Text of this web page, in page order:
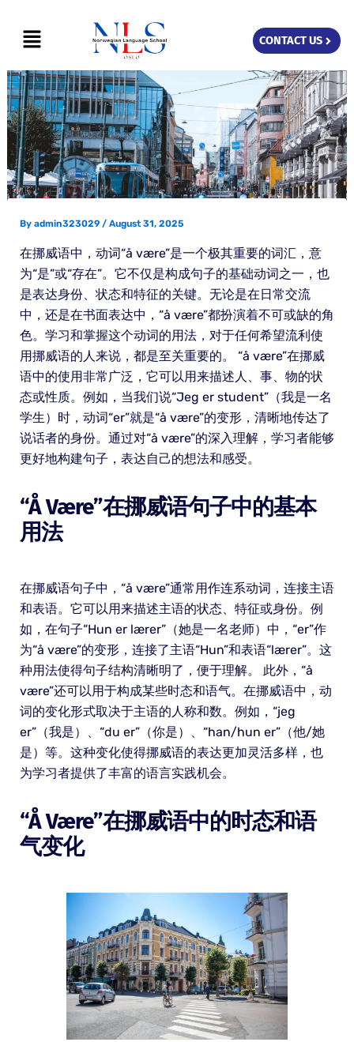
content
Menu CONTACT US
By admin323029 / August 31, 2025
在挪威语中，动词“å være”是一个极其重要的词汇，意
为“是”或“存在”。它不仅是构成句子的基础动词之一，也
是表达身份、状态和特征的关键。无论是在日常交流
中，还是在书面表达中，“å være”都扮演着不可或缺的角
色。学习和掌握这个动词的用法，对于任何希望流利使
用挪威语的人来说，都是至关重要的。 “å være”在挪威
语中的使用非常广泛，它可以用来描述人、事、物的状
态或性质。例如，当我们说“Jeg er student”（我是一名
学生）时，动词“er”就是“å være”的变形，清晰地传达了
说话者的身份。通过对“å være”的深入理解，学习者能够
更好地构建句子，表达自己的想法和感受。
“å Være”在挪威语句子中的基本
用法
在挪威语句子中，“å være”通常用作连系动词，连接主语
和表语。它可以用来描述主语的状态、特征或身份。例
如，在句子“Hun er lærer”（她是一名老师）中，“er”作
为“å være”的变形，连接了主语“Hun”和表语“lærer”。这
种用法使得句子结构清晰明了，便于理解。 此外，“å
være”还可以用于构成某些时态和语气。在挪威语中，动
词的变化形式取决于主语的人称和数。例如，“jeg
er”（我是）、“du er”（你是）、“han/hun er”（他/她
是）等。这种变化使得挪威语的表达更加灵活多样，也
为学习者提供了丰富的语言实践机会。
“å Være”在挪威语中的时态和语
气变化